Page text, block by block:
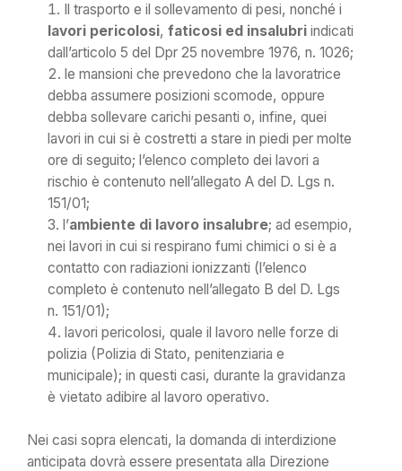
Il trasporto e il sollevamento di pesi, nonché i
lavori pericolosi,faticosi ed insalubri indicati
dall’articolo 5 del Dpr 25 novembre 1976, n. 1026;
le mansioni che prevedono che la lavoratrice
debba assumere posizioni scomode, oppure
debba sollevare carichi pesanti o, infine, quei
lavori in cui si è costretti a stare in piedi per molte
ore di seguito; l’elenco completo dei lavori a
rischio è contenuto nell’allegato A del D. Lgs n.
151/01;
l’ambiente di lavoro insalubre; ad esempio,
nei lavori in cui si respirano fumi chimici o si è a
contatto con radiazioni ionizzanti (l’elenco
completo è contenuto nell’allegato B del D. Lgs
n. 151/01);
lavori pericolosi, quale il lavoro nelle forze di
polizia (Polizia di Stato, penitenziaria e
municipale); in questi casi, durante la gravidanza
è vietato adibire al lavoro operativo.
Nei casi sopra elencati, la domanda di interdizione
anticipata dovrà essere presentata alla Direzione